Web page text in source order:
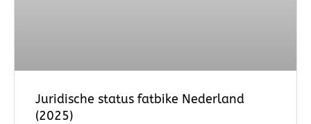
Juridische status fatbike Nederland
(2025)